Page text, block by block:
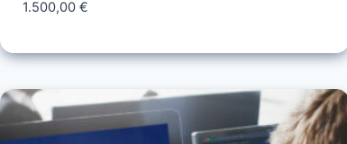
1.500,00 €